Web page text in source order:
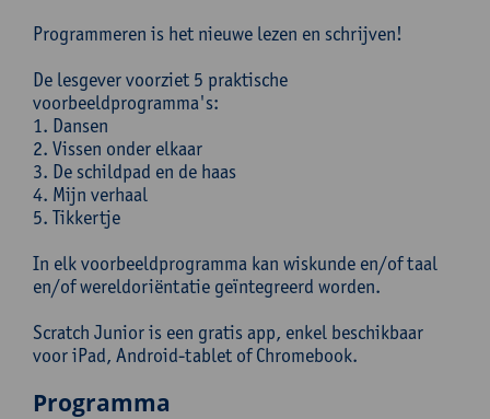
Programmeren is het nieuwe lezen en schrijven!
De lesgever voorziet 5 praktische
voorbeeldprogramma's:
1. Dansen
2. Vissen onder elkaar
3. De schildpad en de haas
4. Mijn verhaal
5. Tikkertje
In elk voorbeeldprogramma kan wiskunde en/of taal
en/of wereldoriëntatie geïntegreerd worden.
Scratch Junior is een gratis app, enkel beschikbaar
voor iPad, Android-tablet of Chromebook.
Programma